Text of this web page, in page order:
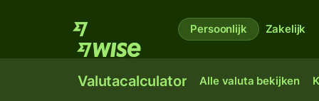
Persoonlijk Zakelijk
Valutacalculator Alle valuta bekijken